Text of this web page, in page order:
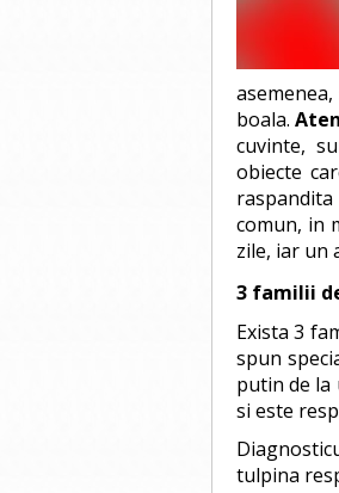
boala.
cuvinte,
obiecte
comun, in
zile, iar un
3 familii
Exista 3
spun
putin de la
si este
tulpina